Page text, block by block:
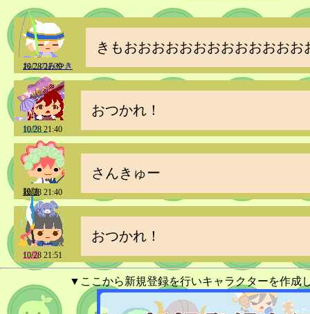
きもおおおおおおおおおおおおお
おこのみやき
10/28 21:39
おつかれ！
如月＿
10/28 21:40
さんきゅー
殺陣
10/28 21:40
おつかれ！
仁瘉
10/28 21:51
▼ここから新規登録を行いキャラクターを作成